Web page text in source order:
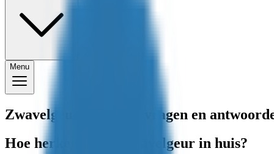
Menu
Zwavelgeur in huis: 5 vragen en
Hoe herkent u een zwavelgeur in huis?